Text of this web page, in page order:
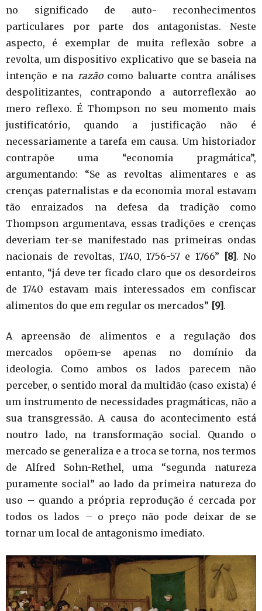
no significado de auto- reconhecimentos
particulares por parte dos antagonistas. Neste
aspecto, é exemplar de muita reflexão sobre a
revolta, um dispositivo explicativo que se baseia na
intenção e na razão como baluarte contra análises
despolitizantes, contrapondo a autorreflexão ao
mero reflexo. É Thompson no seu momento mais
justificatório, quando a justificação não é
necessariamente a tarefa em causa. Um historiador
contrapõe uma “economia pragmática”,
argumentando: “Se as revoltas alimentares e as
crenças paternalistas e da economia moral estavam
tão enraizados na defesa da tradição como
Thompson argumentava, essas tradições e crenças
deveriam ter-se manifestado nas primeiras ondas
nacionais de revoltas, 1740, 1756-57 e 1766”
[8] . No
entanto, “já deve ter ficado claro que os desordeiros
de 1740 estavam mais interessados em confiscar
alimentos do que em regular os mercados” [9] .
A apreensão de alimentos e a regulação dos
mercados opõem-se apenas no domínio da
ideologia. Como ambos os lados parecem não
perceber, o sentido moral da multidão (caso exista) é
um instrumento de necessidades pragmáticas, não a
sua transgressão. A causa do acontecimento está
noutro lado, na transformação social. Quando o
mercado se generaliza e a troca se torna, nos termos
de Alfred Sohn-Rethel, uma “segunda natureza
puramente social” ao lado da primeira natureza do
uso – quando a própria reprodução é cercada por
todos os lados – o preço não pode deixar de se
tornar um local de antagonismo imediato.